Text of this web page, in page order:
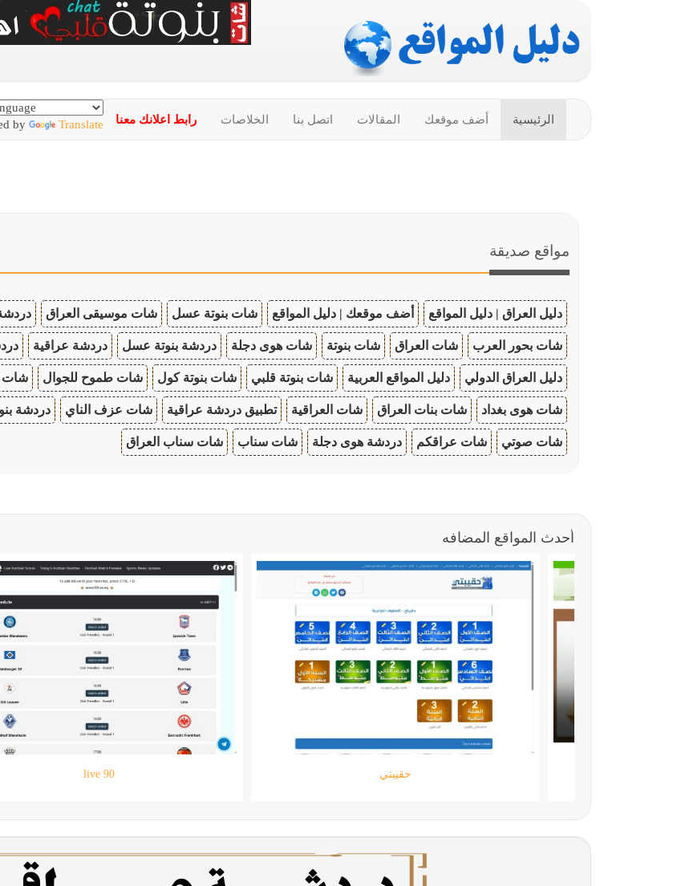
الرئيسية أضف موقعك المقالات اتصل بنا الخلاصات رابط اعلانك معنا by Translate
مواقع صديقة
دليل العراق | دليل المواقع أضف موقعك | دليل المواقع شات بنوتة عسل شات موسيقى العراق
شات بحور العرب شات العراق شات بنوتة شات هوى دجلة دردشة بنوتة عسل دردشة عراقية
دليل العراق الدولي دليل المواقع العربية شات بنوتة قلبي شات بنوتة كول شات طموح للجوال شات
شات هوى بغداد شات بنات العراق شات العراقية تطبيق دردشة عراقية شات عزف الناي دردشة
شات صوتي شات عراقكم دردشة هوى دجلة شات سناب شات سناب العراق
أحدث المواقع المضافه
اللمسة الجامحة